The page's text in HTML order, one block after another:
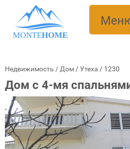
MONTEHOME
Недвижимость / Дом /Утеха / 1230
Дом с 4-мя